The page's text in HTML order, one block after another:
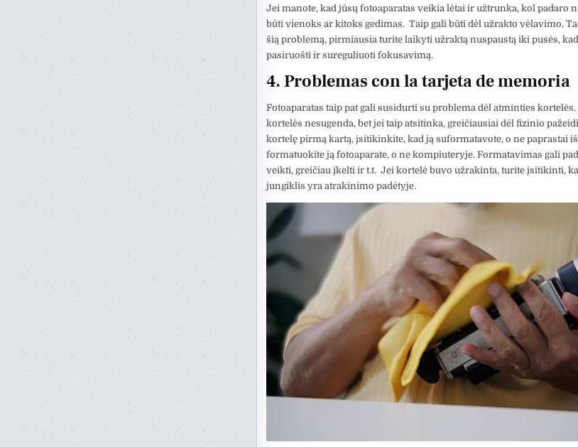
Jei manote, kad jūsų fotoaparatas veikia lėtai ir užtrunka, kol padaro
būti vienoks ar kitoks gedimas. Taip gali būti dėl užrakto vėlavimo.
šią problemą, pirmiausia turite laikyti užraktą nuspaustą iki pusės,
pasiruošti ir sureguliuoti fokusavimą.
4. Problemas con la tarjeta de memoria
Fotoaparatas taip pat gali susidurti su problema dėl atminties
kortelės nesugenda, bet jei taip atsitinka, greičiausiai dėl fizinio
kortelę pirmą kartą, įsitikinkite, kad ją suformatavote, o ne paprastai
formatuokite ją fotoaparate, o ne kompiuteryje. Formatavimas gali
veikti, greičiau įkelti ir t.t. Jei kortelė buvo užrakinta, turite įsitikinti,
jungiklis yra atrakinimo padėtyje.